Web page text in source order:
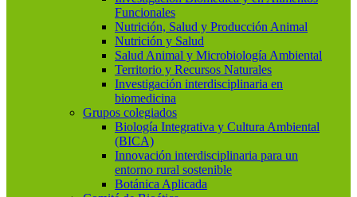
Funcionales
Nutrición, Salud y Producción Animal
Nutrición y Salud
Salud Animal y Microbiología Ambiental
Territorio y Recursos Naturales
Investigación interdisciplinaria en
biomedicina
Grupos colegiados
Biología Integrativa y Cultura Ambiental
(BICA)
Innovación interdisciplinaria para un
entorno rural sostenible
Botánica Aplicada